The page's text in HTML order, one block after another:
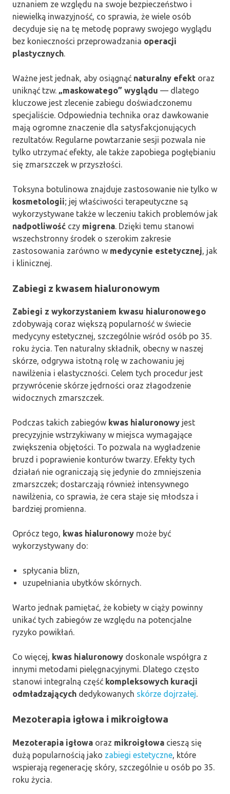
uznaniem ze względu na swoje bezpieczeństwo i
niewielką inwazyjność, co sprawia, że wiele osób
decyduje się na tę metodę poprawy swojego wyglądu
bez konieczności przeprowadzania operacji
plastycznych.
Ważne jest jednak, aby osiągnąć naturalny efekt oraz
uniknąć tzw. „maskowatego” wyglądu — dlatego
kluczowe jest zlecenie zabiegu doświadczonemu
specjaliście. Odpowiednia technika oraz dawkowanie
mają ogromne znaczenie dla satysfakcjonujących
rezultatów. Regularne powtarzanie sesji pozwala nie
tylko utrzymać efekty, ale także zapobiega pogłębianiu
się zmarszczek w przyszłości.
Toksyna botulinowa znajduje zastosowanie nie tylko w
kosmetologii; jej właściwości terapeutyczne są
wykorzystywane także w leczeniu takich problemów jak
nadpotliwość czy migrena. Dzięki temu stanowi
wszechstronny środek o szerokim zakresie
zastosowania zarówno w medycynie estetycznej, jak
i klinicznej.
Zabiegi z kwasem hialuronowym
Zabiegi z wykorzystaniem kwasu hialuronowego
zdobywają coraz większą popularność w świecie
medycyny estetycznej, szczególnie wśród osób po 35.
roku życia. Ten naturalny składnik, obecny w naszej
skórze, odgrywa istotną rolę w zachowaniu jej
nawilżenia i elastyczności. Celem tych procedur jest
przywrócenie skórze jędrności oraz złagodzenie
widocznych zmarszczek.
Podczas takich zabiegów kwas hialuronowy jest
precyzyjnie wstrzykiwany w miejsca wymagające
zwiększenia objętości. To pozwala na wygładzenie
bruzd i poprawienie konturów twarzy. Efekty tych
działań nie ograniczają się jedynie do zmniejszenia
zmarszczek; dostarczają również intensywnego
nawilżenia, co sprawia, że cera staje się młodsza i
bardziej promienna.
Oprócz tego, kwas hialuronowy może być
wykorzystywany do:
spłycania blizn,
uzupełniania ubytków skórnych.
Warto jednak pamiętać, że kobiety w ciąży powinny
unikać tych zabiegów ze względu na potencjalne
ryzyko powikłań.
Co więcej, kwas hialuronowy doskonale współgra z
innymi metodami pielęgnacyjnymi. Dlatego często
stanowi integralną część kompleksowych kuracji
odmładzających dedykowanych skórze dojrzałej.
Mezoterapia igłowa i mikroigłowa
Mezoterapia igłowa oraz mikroigłowa cieszą się
dużą popularnością jako zabiegi estetyczne, które
wspierają regenerację skóry, szczególnie u osób po 35.
roku życia.